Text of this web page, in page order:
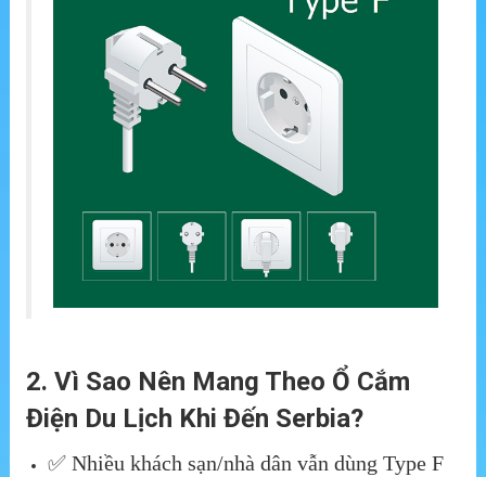
2. Vì Sao Nên Mang Theo Ổ Cắm
Điện Du Lịch Khi Đến Serbia?
✅ Nhiều khách sạn/nhà dân vẫn dùng Type F